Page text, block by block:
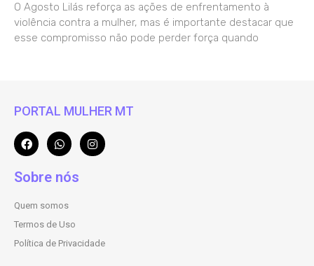
O Agosto Lilás reforça as ações de enfrentamento à
violência contra a mulher, mas é importante destacar que
esse compromisso não pode perder força quando
PORTAL MULHER MT
Sobre nós
Quem somos
Termos de Uso
Política de Privacidade